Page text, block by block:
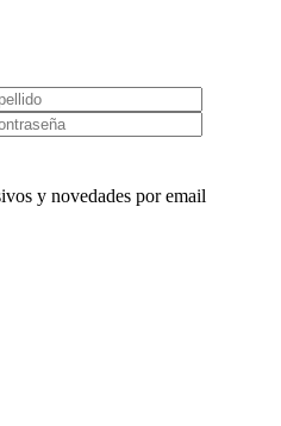
y novedades por email